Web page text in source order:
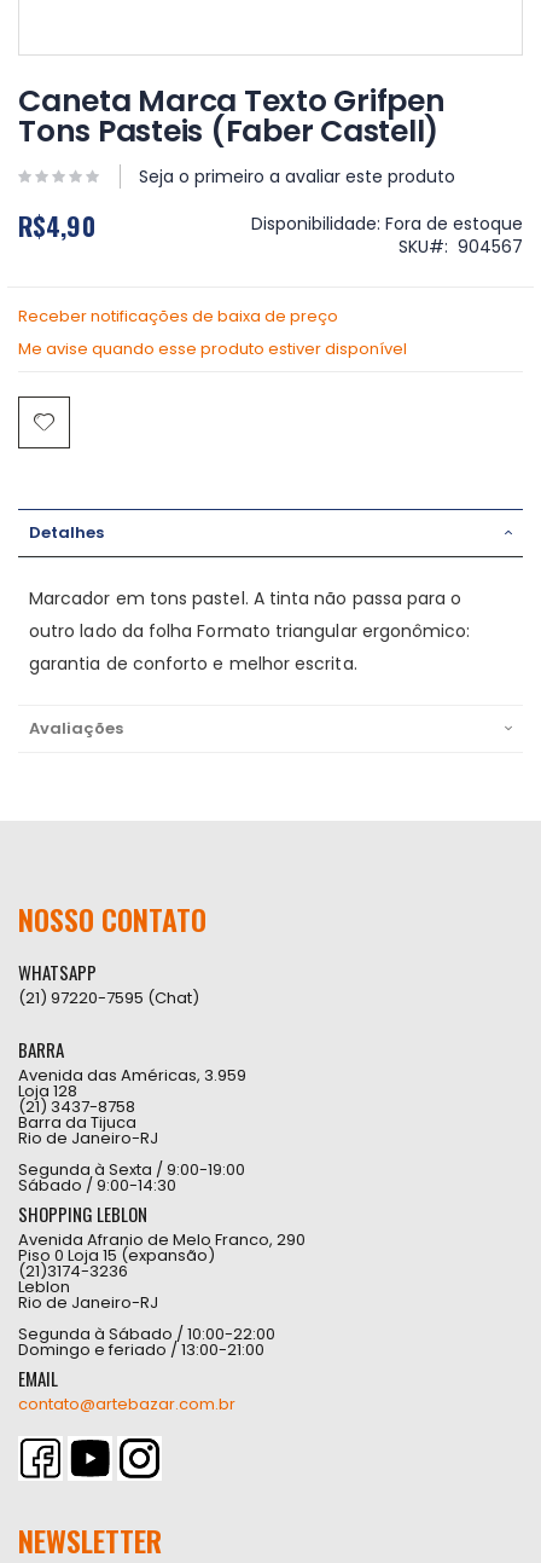
para
o
início
Galeria
imagens
Caneta Marca Texto Grifpen
Tons Pasteis (Faber Castell)
Seja o primeiro a avaliar este produto
R$4,90 Disponibilidade: Fora de estoque
SKU
904567
Receber notificações de baixa de preço
Me avise quando esse produto estiver disponível
Detalhes
Marcador em tons pastel. A tinta não passa para o
outro lado da folha Formato triangular ergonômico:
garantia de conforto e melhor escrita.
Avaliações
NOSSO CONTATO
WHATSAPP
(21) 97220-7595 (Chat)
BARRA
Avenida das Américas, 3.959
Loja 128
(21) 3437-8758
Barra da Tijuca
Rio de Janeiro-RJ
Segunda à Sexta / 9:00-19:00
Sábado / 9:00-14:30
SHOPPING LEBLON
Avenida Afranio de Melo Franco, 290
Piso 0 Loja 15 (expansão)
(21)3174-3236
Leblon
Rio de Janeiro-RJ
Segunda à Sábado / 10:00-22:00
Domingo e feriado / 13:00-21:00
EMAIL
contato@artebazar.com.br
NEWSLETTER